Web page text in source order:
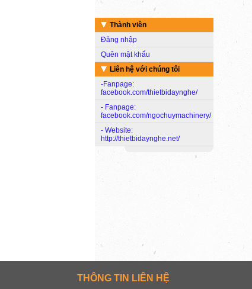
Thành viên
Đăng nhập
Quên mật khẩu
Liên hệ với chúng tôi
-Fanpage:
facebook.com/thietbidaynghe/
- Fanpage:
facebook.com/ngochuymachinery/
- Website:
http://thietbidaynghe.net/
THÔNG TIN LIÊN HỆ